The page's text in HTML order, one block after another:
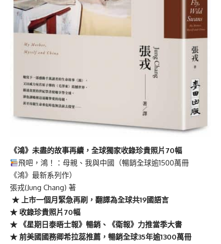
《鴻》未盡的故事再續，全球獨家收錄珍貴照片70幅
飛吧，鴻！：母親、我與中國（暢銷全球逾1500萬冊
《鴻》最新系列作）
張戎(Jung Chang) 著
★ 上市一個月緊急再刷，翻譯為全球共19國語言
★ 收錄珍貴照片70幅
★
《星期日泰晤士報》暢銷、《衛報》力推當季大書
★ 前美國國務卿希拉蕊推薦，暢銷全球35年逾1300萬冊